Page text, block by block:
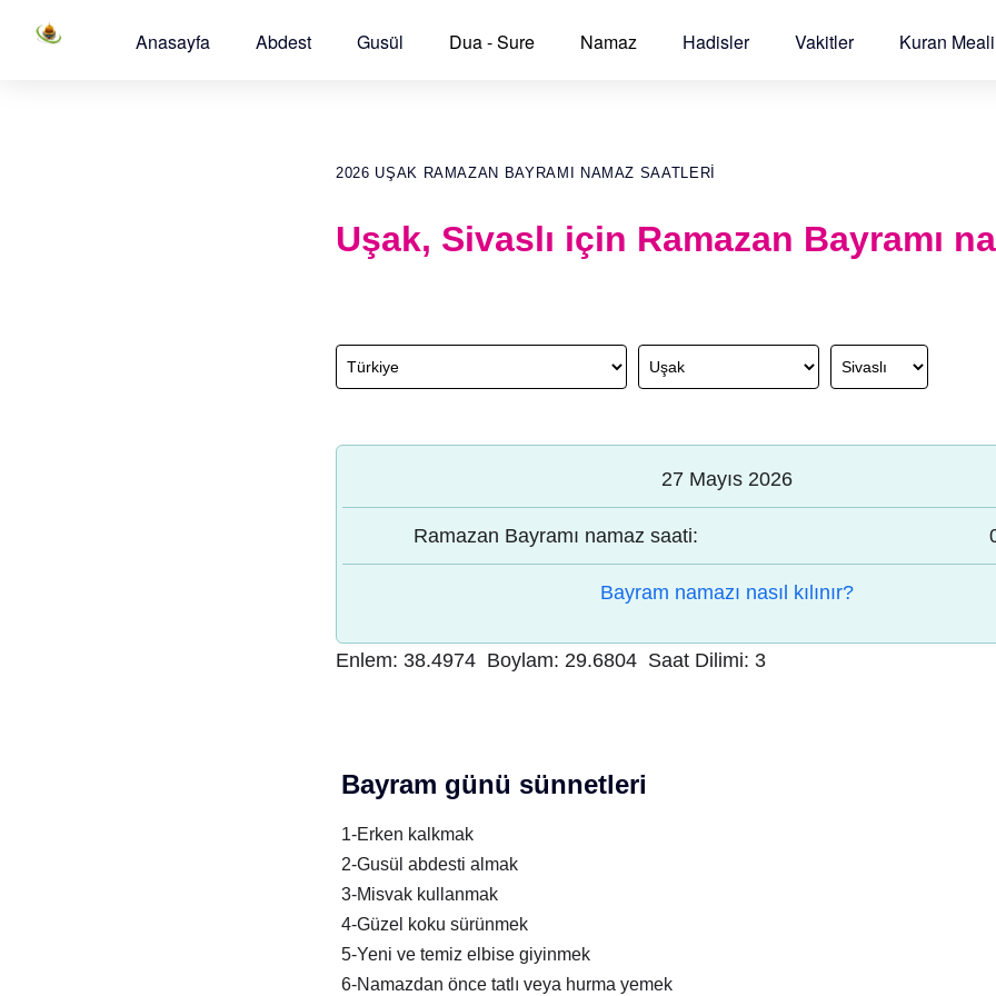
Anasayfa Abdest Gusül Dua - Sure Namaz Hadisler Vakitler Kuran Meali
2026 UŞAK RAMAZAN BAYRAMI NAMAZ SAATLERI
Uşak, Sivaslı için Ramazan Bayramı
27 Mayıs 2026
Ramazan Bayramı namaz saati:
Bayram namazı nasıl kılınır?
Enlem: 38.4974 Boylam: 29.6804 Saat Dilimi: 3
Bayram günü sünnetleri
1-Erken kalkmak
2-Gusül abdesti almak
3-Misvak kullanmak
4-Güzel koku sürünmek
5-Yeni ve temiz elbise giyinmek
6-Namazdan önce tatlı veya hurma yemek